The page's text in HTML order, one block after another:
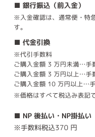
■ 銀行振込（前入金）
※入金確認は、通常便・特
す。
■ 代金引換
※代引手数料
ご購入金額 3 万円未満…手
ご購入金額 3 万円以上…手
ご購入金額 10 万円以上…
※価格はすべて税込み表記で
■ NP 後払い・NP掛払い
※手数料税込370 円